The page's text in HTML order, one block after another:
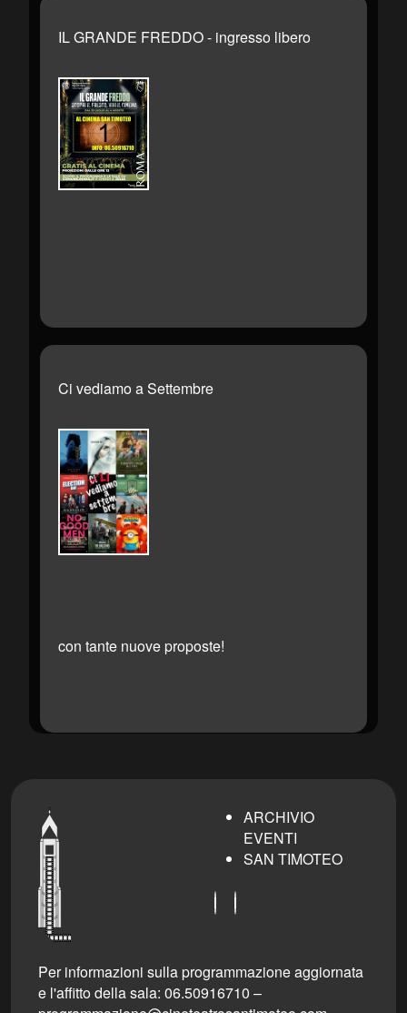
IL GRANDE FREDDO - ingresso libero
Ci vediamo a Settembre
con tante nuove proposte!
ARCHIVIO
EVENTI
SAN TIMOTEO
Per informazioni sulla programmazione aggiornata
e l'affitto della sala: 06.50916710 –